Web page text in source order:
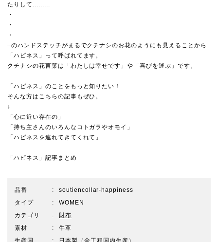
たりして.........
・
・
・
+のハンドステッチがまるでクチナシのお花のようにも見えることから
「ハピネス」って呼ばれてます。
クチナシの花言葉は「わたしは幸せです」や「喜びを運ぶ」です。
「ハピネス」のことをもっと知りたい！
そんな方はこちらの記事もぜひ。
↓
「心に近い存在の」
「持ち主さんのいろんなコトガラやオモイ」
「ハピネスを連れてきてくれて」
「ハピネス」記事まとめ
品番
soutiencollar-happiness
タイプ
WOMEN
カテゴリ
財布
素材
牛革
生産国
日本製（全工程国内生産）